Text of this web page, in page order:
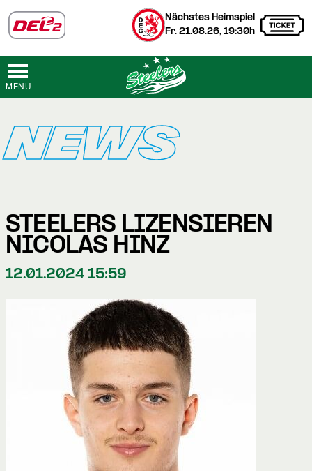
Nächstes Heimspiel
Fr. 21.08.26, 19:30h
MENÜ
NEWS
STEELERS LIZENSIEREN
NICOLAS HINZ
12.01.2024 15:59